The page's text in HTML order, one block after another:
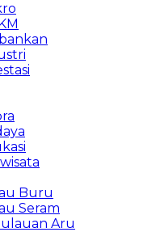
Buru
Seram
Aru